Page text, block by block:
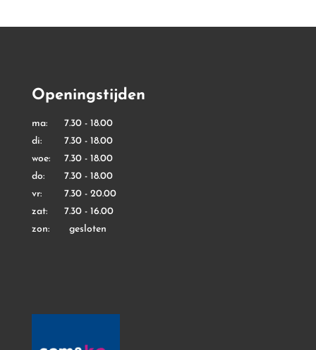
Openingstijden
ma: 7.30 - 18.00
di: 7.30 - 18.00
woe: 7.30 - 18.00
do: 7.30 - 18.00
vr: 7.30 - 20.00
zat: 7.30 - 16.00
zon: gesloten